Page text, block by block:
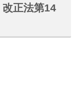
正法第14